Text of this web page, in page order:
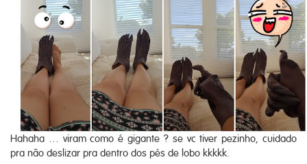
Hahaha … viram como é gigante ? se vc tiver pezinho, cuidado
pra não deslizar pra dentro dos pés de lobo kkkkk.